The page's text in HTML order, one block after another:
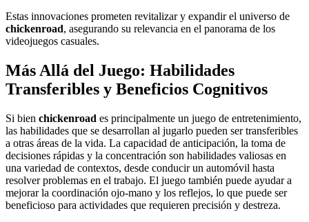
Estas innovaciones prometen revitalizar y expandir el universo de
chickenroad, asegurando su relevancia en el panorama de los
videojuegos casuales.
Más Allá del Juego: Habilidades
Transferibles y Beneficios Cognitivos
Si bien chickenroad es principalmente un juego de entretenimiento,
las habilidades que se desarrollan al jugarlo pueden ser transferibles
a otras áreas de la vida. La capacidad de anticipación, la toma de
decisiones rápidas y la concentración son habilidades valiosas en
una variedad de contextos, desde conducir un automóvil hasta
resolver problemas en el trabajo. El juego también puede ayudar a
mejorar la coordinación ojo-mano y los reflejos, lo que puede ser
beneficioso para actividades que requieren precisión y destreza.